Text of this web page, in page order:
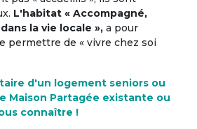
L'habitat « Accompagné,
la vie locale », a pour
permettre de « vivre chez soi
d'un logement seniors ou
Maison Partagée existante ou
connaître !